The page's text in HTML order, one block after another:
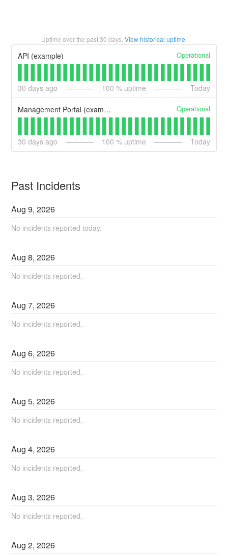
Uptime over the past30 days. View historical uptime.
API (example) Operational
30 days ago 100 % uptime Today
Management Portal (example) Operational
30 days ago 100 % uptime Today
Past Incidents
Aug9,2026
No incidents reported today.
Aug8,2026
No incidents reported.
Aug7,2026
No incidents reported.
Aug6,2026
No incidents reported.
Aug5,2026
No incidents reported.
Aug4,2026
No incidents reported.
Aug3,2026
No incidents reported.
Aug2,2026